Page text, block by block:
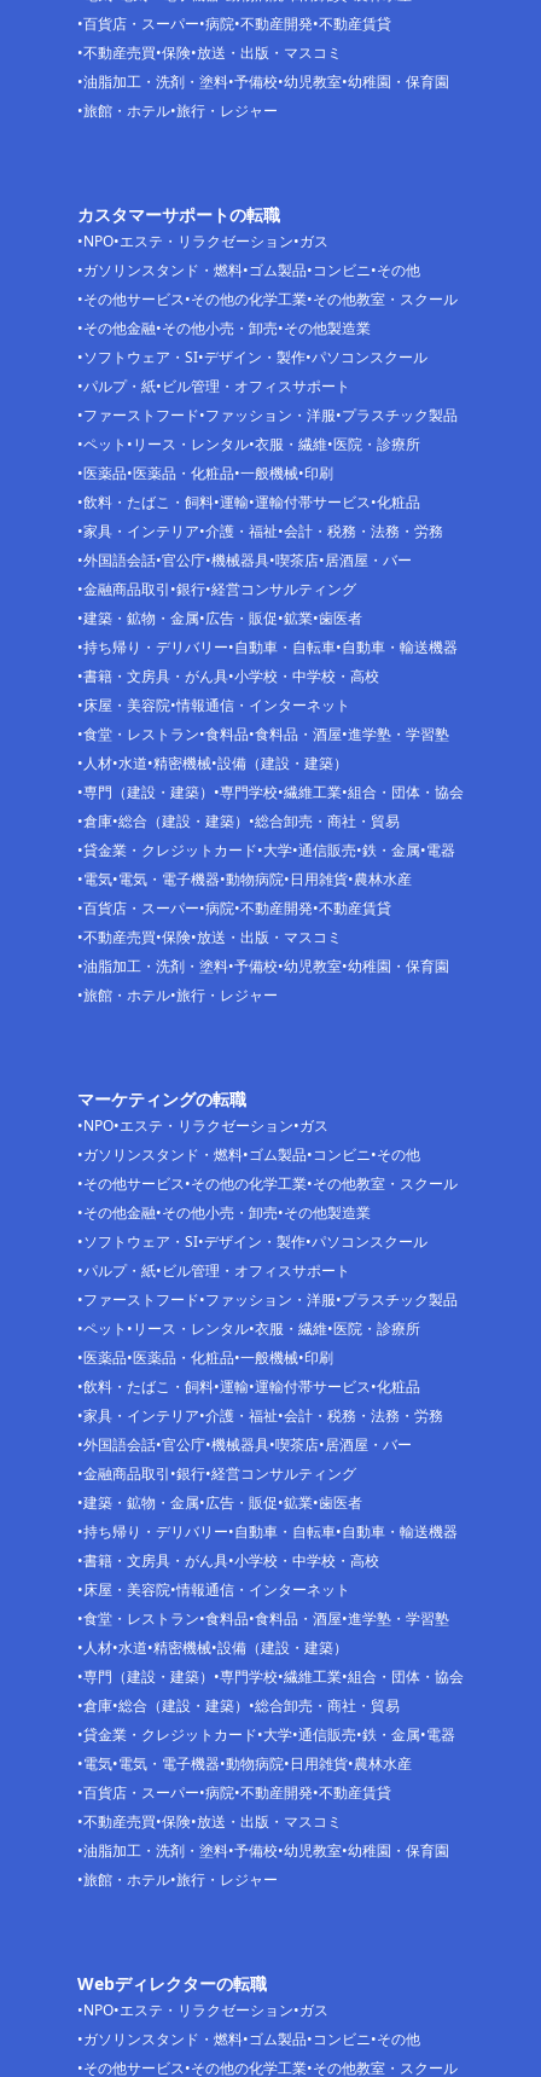
百貨店・スーパー 病院 不動産開発 不動産賃貸
不動産売買 保険 放送・出版・マスコミ
油脂加工・洗剤・塗料 予備校 幼児教室 幼稚園・保育園
旅館・ホテル 旅行・レジャー
カスタマーサポートの転職
NPO エステ・リラクゼーション ガス
ガソリンスタンド・燃料 ゴム製品 コンビニ その他
その他サービス その他の化学工業 その他教室・スクール
その他金融 その他小売・卸売 その他製造業
ソフトウェア・SI デザイン・製作 パソコンスクール
パルプ・紙 ビル管理・オフィスサポート
ファーストフード ファッション・洋服 プラスチック製品
ペット リース・レンタル 衣服・繊維 医院・診療所
医薬品 医薬品・化粧品 一般機械 印刷
飲料・たばこ・飼料 運輸 運輸付帯サービス 化粧品
家具・インテリア 介護・福祉 会計・税務・法務・労務
外国語会話 官公庁 機械器具 喫茶店 居酒屋・バー
金融商品取引 銀行 経営コンサルティング
建築・鉱物・金属 広告・販促 鉱業 歯医者
持ち帰り・デリバリー 自動車・自転車 自動車・輸送機器
書籍・文房具・がん具 小学校・中学校・高校
床屋・美容院 情報通信・インターネット
食堂・レストラン 食料品 食料品・酒屋 進学塾・学習塾
人材 水道 精密機械 設備（建設・建築）
専門（建設・建築）
専門学校 繊維工業 組合・団体・協会
倉庫 総合（建設・建築）
総合卸売・商社・貿易
貸金業・クレジットカード 大学 通信販売 鉄・金属 電器
電気 電気・電子機器 動物病院 日用雑貨 農林水産
百貨店・スーパー 病院 不動産開発 不動産賃貸
不動産売買 保険 放送・出版・マスコミ
油脂加工・洗剤・塗料 予備校 幼児教室 幼稚園・保育園
旅館・ホテル 旅行・レジャー
マーケティングの転職
NPO エステ・リラクゼーション ガス
ガソリンスタンド・燃料 ゴム製品 コンビニ その他
その他サービス その他の化学工業 その他教室・スクール
その他金融 その他小売・卸売 その他製造業
ソフトウェア・SI デザイン・製作 パソコンスクール
パルプ・紙 ビル管理・オフィスサポート
ファーストフード ファッション・洋服 プラスチック製品
ペット リース・レンタル 衣服・繊維 医院・診療所
医薬品 医薬品・化粧品 一般機械 印刷
飲料・たばこ・飼料 運輸 運輸付帯サービス 化粧品
家具・インテリア 介護・福祉 会計・税務・法務・労務
外国語会話 官公庁 機械器具 喫茶店 居酒屋・バー
金融商品取引 銀行 経営コンサルティング
建築・鉱物・金属 広告・販促 鉱業 歯医者
持ち帰り・デリバリー 自動車・自転車 自動車・輸送機器
書籍・文房具・がん具 小学校・中学校・高校
床屋・美容院 情報通信・インターネット
食堂・レストラン 食料品 食料品・酒屋 進学塾・学習塾
人材 水道 精密機械 設備（建設・建築）
専門（建設・建築）
専門学校 繊維工業 組合・団体・協会
倉庫 総合（建設・建築）
総合卸売・商社・貿易
貸金業・クレジットカード 大学 通信販売 鉄・金属 電器
電気 電気・電子機器 動物病院 日用雑貨 農林水産
百貨店・スーパー 病院 不動産開発 不動産賃貸
不動産売買 保険 放送・出版・マスコミ
油脂加工・洗剤・塗料 予備校 幼児教室 幼稚園・保育園
旅館・ホテル 旅行・レジャー
Webディレクターの転職
NPO エステ・リラクゼーション ガス
ガソリンスタンド・燃料 ゴム製品 コンビニ その他
その他サービス その他の化学工業 その他教室・スクール